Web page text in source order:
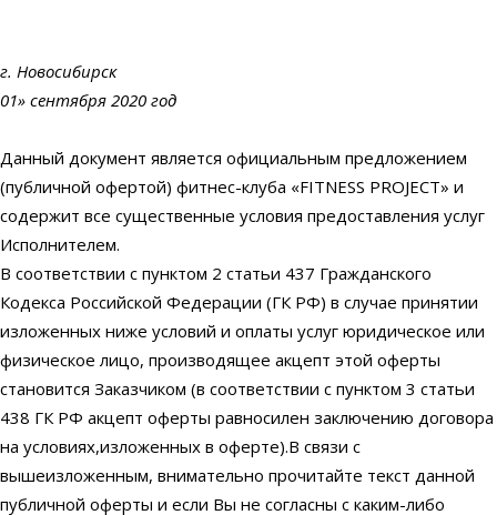
г. Новосибирск
01» сентября 2020 год
Данный документ является официальным предложением
(публичной офертой) фитнес-клуба «FITNESS PROJECT» и
содержит все существенные условия предоставления услуг
Исполнителем.
В соответствии с пунктом 2 статьи 437 Гражданского
Кодекса Российской Федерации (ГК РФ) в случае принятии
изложенных ниже условий и оплаты услуг юридическое или
физическое лицо, производящее акцепт этой оферты
становится Заказчиком (в соответствии с пунктом 3 статьи
438 ГК РФ акцепт оферты равносилен заключению договора
на условиях,изложенных в оферте).В связи с
вышеизложенным, внимательно прочитайте текст данной
публичной оферты и если Вы не согласны с каким-либо